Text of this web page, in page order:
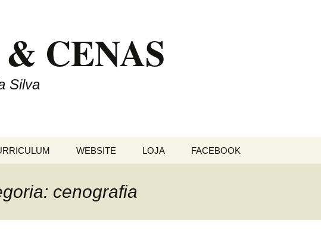
CENAS
Silva
WEBSITE LOJA FACEBOOK
cenografia